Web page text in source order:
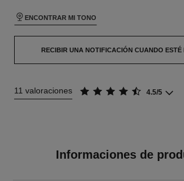
ENCONTRAR MI TONO
RECIBIR UNA NOTIFICACIÓN CUANDO ESTÉ
11 valoraciones 4.5/5
Informaciones de